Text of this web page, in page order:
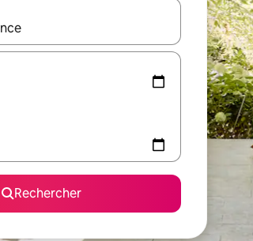
s'affichent, utilisez les flèches vers le haut et
Rechercher